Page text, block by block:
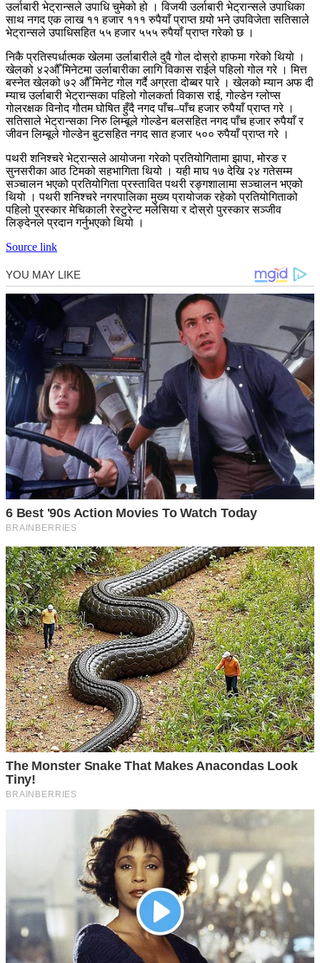
उर्लाबारी भेट्रान्सले उपाधि चुमेको हो । विजयी उर्लाबारी भेट्रान्सले उपाधिका
साथ नगद एक लाख ११ हजार १११ रुपैयाँ प्राप्त गर्‍यो भने उपविजेता सतिसाले
भेट्रान्सले उपाधिसहित ५५ हजार ५५५ रुपैयाँ प्राप्त गरेको छ ।
निकै प्रतिस्पर्धात्मक खेलमा उर्लाबारीले दुवै गोल दोस्रो हाफमा गरेको थियो ।
खेलको ४२औँ मिनेटमा उर्लाबारीका लागि विकास राईले पहिलो गोल गरे । मित्त
बस्नेत खेलको ७२ औँ मिनेट गोल गर्दै अग्रता दोब्बर पारे । खेलको म्यान अफ दी
म्याच उर्लाबारी भेट्रान्सका पहिलो गोलकर्ता विकास राई, गोल्डेन ग्लोप्स
गोलरक्षक विनोद गौतम घोषित हुँदै नगद पाँच–पाँच हजार रुपैयाँ प्राप्त गरे ।
सतिसाले भेट्रान्सका निरु लिम्बूले गोल्डेन बलसहित नगद पाँच हजार रुपैयाँ र
जीवन लिम्बूले गोल्डेन बुटसहित नगद सात हजार ५०० रुपैयाँ प्राप्त गरे ।
पथरी शनिश्चरे भेट्रान्सले आयोजना गरेको प्रतियोगितामा झापा, मोरङ र
सुनसरीका आठ टिमको सहभागिता थियो । यही माघ १७ देखि २४ गतेसम्म
सञ्चालन भएको प्रतियोगिता प्रस्तावित पथरी रङ्गशालामा सञ्चालन भएको
थियो । पथरी शनिश्चरे नगरपालिका मुख्य प्रायोजक रहेको प्रतियोगिताको
पहिलो पुरस्कार मेचिकाली रेस्टुरेन्ट मलेसिया र दोस्रो पुरस्कार सञ्जीव
लिङ्देनले प्रदान गर्नुभएको थियो ।
Source link